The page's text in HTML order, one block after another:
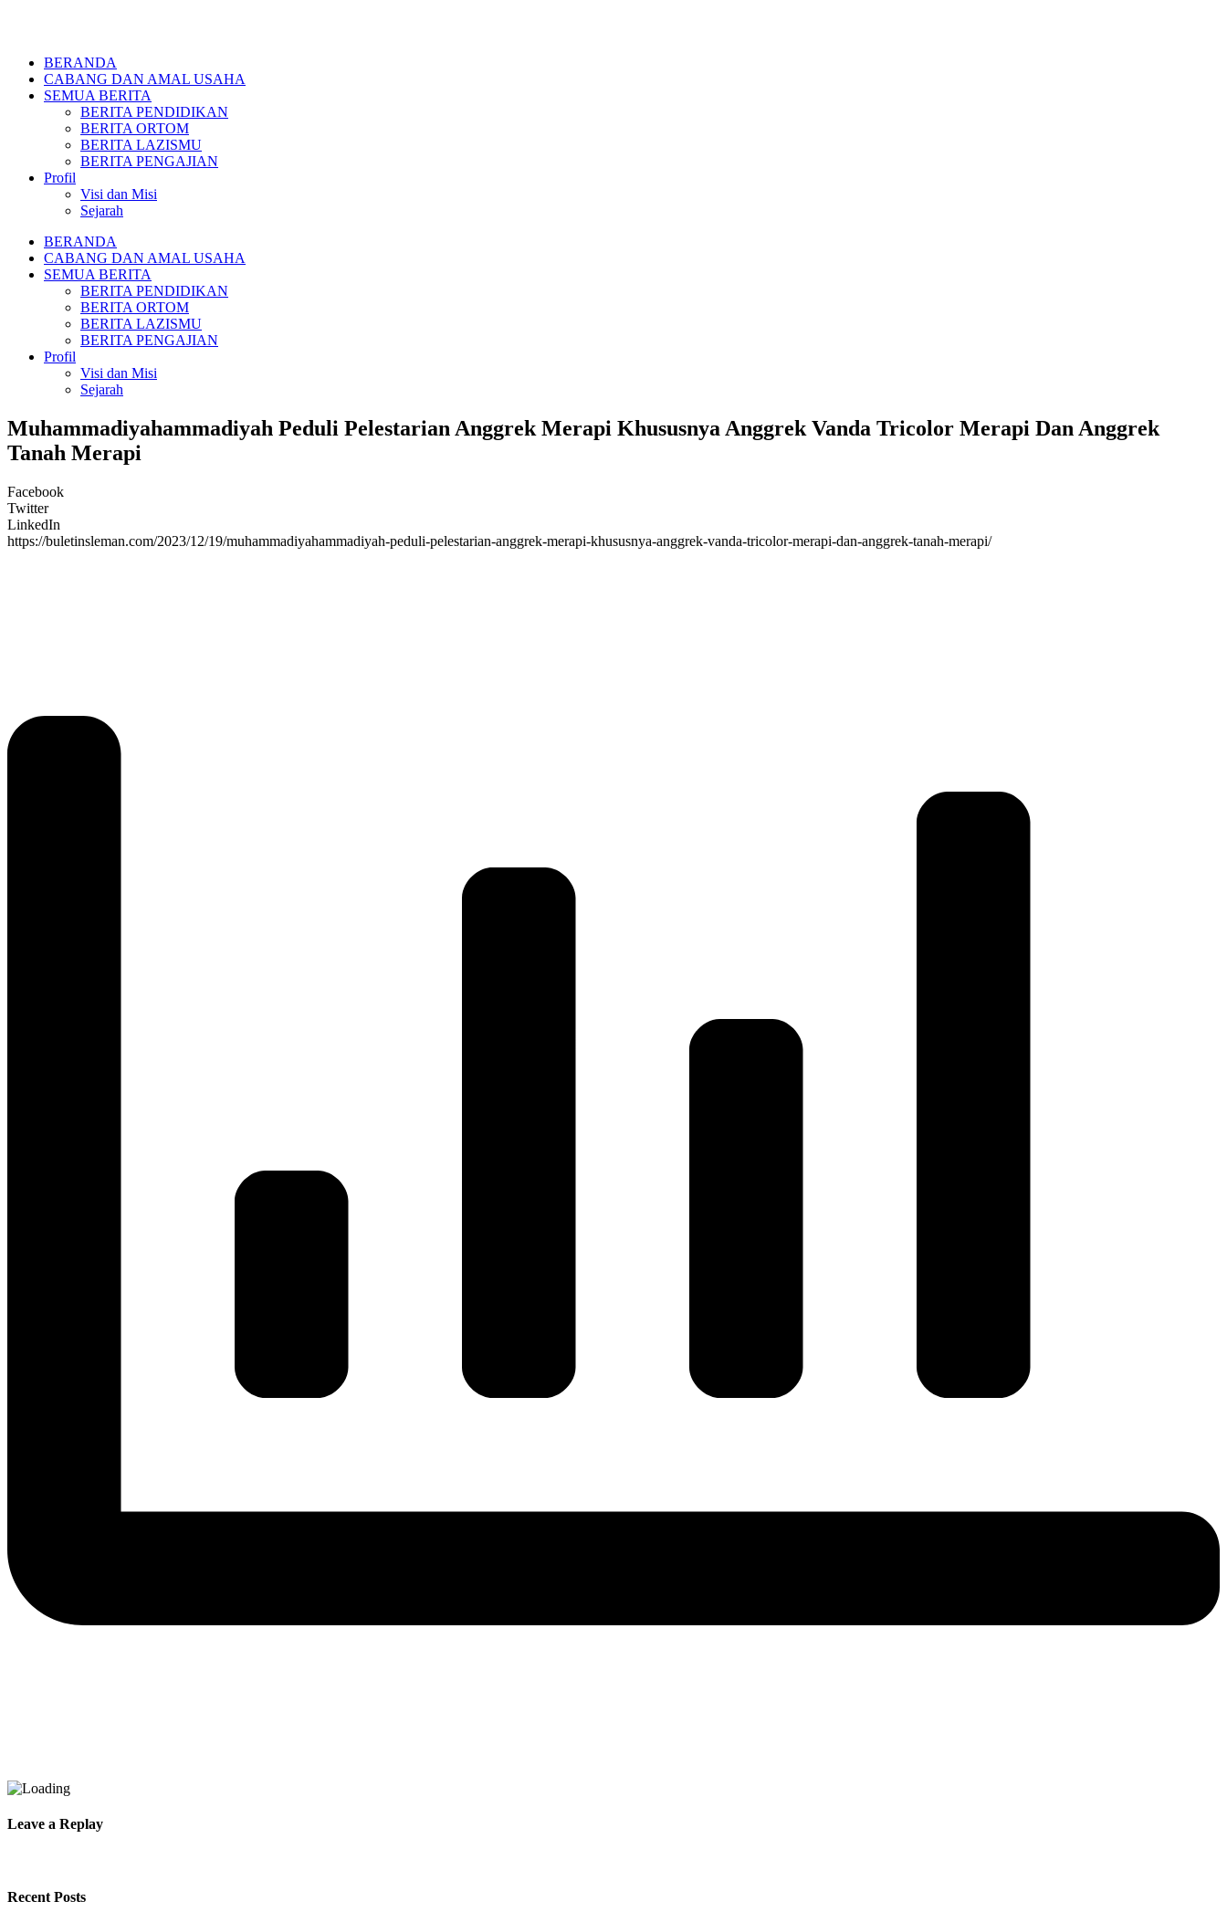
BERANDA
CABANG DAN AMAL USAHA
SEMUA BERITA
BERITA PENDIDIKAN
BERITA ORTOM
BERITA LAZISMU
BERITA PENGAJIAN
Profil
Visi dan Misi
Sejarah
BERANDA
CABANG DAN AMAL USAHA
SEMUA BERITA
BERITA PENDIDIKAN
BERITA ORTOM
BERITA LAZISMU
BERITA PENGAJIAN
Profil
Visi dan Misi
Sejarah
Muhammadiyahammadiyah Peduli Pelestarian Anggrek Merapi Khususnya Anggrek Vanda Tricolor Merapi Dan Anggrek
Tanah Merapi
Facebook
Twitter
LinkedIn
https://buletinsleman.com/2023/12/19/muhammadiyahammadiyah-peduli-pelestarian-anggrek-merapi-khususnya-anggrek-vanda-tricolor-merapi-dan-anggrek-tanah-merapi/
Leave a Replay
Recent Posts